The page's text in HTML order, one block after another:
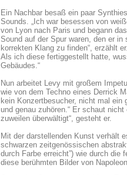
Ein Nachbar besaß ein paar
Sounds. „Ich war besessen von
von Lyon nach Paris und begann
Sound auf der Spur waren, den er
korrekten Klang zu finden“, erzählt
Als ich diese fertiggestellt hatte,
Gebäudes.“
Nun arbeitet Levy mit großem
wie von dem Techno eines Derrick
kein Konzertbesucher, nicht mal
und genau zuhören.“ Er schaut
zuweilen überwältigt“, gesteht er.
Mit der darstellenden Kunst verhält
schwarzen zeitgenössischen
durch Farbe erreicht”) wie durch
diese berühmten Bilder von